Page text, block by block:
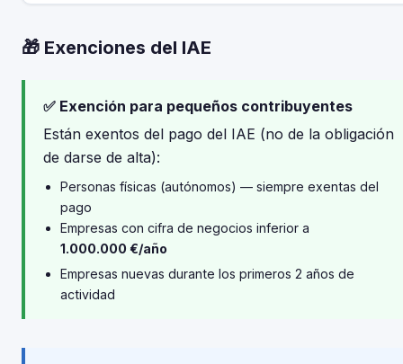
🎁 Exenciones del IAE
✅ Exención para pequeños contribuyentes
Están exentos del pago del IAE (no de la obligación
de darse de alta):
Personas físicas (autónomos) — siempre exentas del
pago
Empresas con cifra de negocios inferior a
1.000.000 €/año
Empresas nuevas durante los primeros 2 años de
actividad